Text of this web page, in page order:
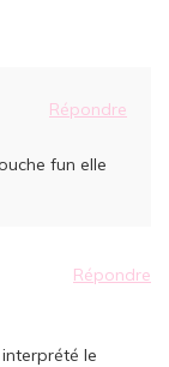
Répondre
fun elle
Répondre
le